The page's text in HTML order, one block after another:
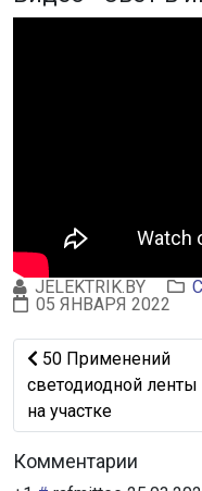
JELEKTRIK.BY
05 ЯНВАРЯ 2022
Предыдущий: 50
50 Применений
светодиодной
на участке
Комментарии